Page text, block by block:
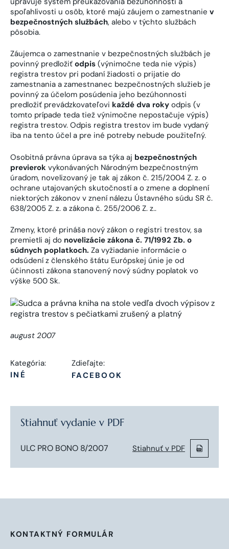
spoľahlivosti u osôb, ktoré majú záujem o zamestnanie v
bezpečnostných službách, alebo v týchto službách
pôsobia.
Záujemca o zamestnanie v bezpečnostných službách je
povinný predložiť odpis (výnimočne teda nie výpis)
registra trestov pri podaní žiadosti o prijatie do
zamestnania a zamestnanec bezpečnostných služieb je
povinný za účelom posúdenia jeho bezúhonnosti
predložiť prevádzkovateľovi každé dva roky odpis (v
tomto prípade teda tiež výnimočne nepostačuje výpis)
registra trestov. Odpis registra trestov im bude vydaný
iba na tento účel a pre iné potreby nebude použiteľný.
Osobitná právna úprava sa týka aj bezpečnostných
previerok vykonávaných Národným bezpečnostným
úradom, novelizovaný je tak aj zákon č. 215/2004 Z. z. o
ochrane utajovaných skutočností a o zmene a doplnení
niektorých zákonov v znení nálezu Ústavného súdu SR č.
638/2005 Z. z. a zákona č. 255/2006 Z. z..
Zmeny, ktoré prináša nový zákon o registri trestov, sa
premietli aj do novelizácie zákona č. 71/1992 Zb. o
súdnych poplatkoch. Za vyžiadanie informácie o
odsúdení z členského štátu Európskej únie je od
účinnosti zákona stanovený nový súdny poplatok vo
výške 500 Sk.
august 2007
Kategória:
INÉ
Zdieľajte:
FACEBOOK
Stiahnuť vydanie v PDF
ULC PRO BONO 8/2007 Stiahnuť v PDF
KONTAKTNÝ FORMULÁR